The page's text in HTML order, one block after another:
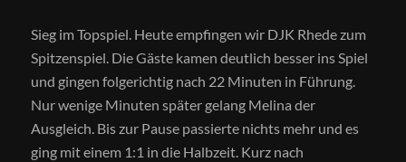
Sieg im Topspiel. Heute empfingen wir DJK Rhede zum
Spitzenspiel. Die Gäste kamen deutlich besser ins Spiel
und gingen folgerichtig nach 22 Minuten in Führung.
Nur wenige Minuten später gelang Melina der
Ausgleich. Bis zur Pause passierte nichts mehr und es
ging mit einem 1:1 in die Halbzeit. Kurz nach